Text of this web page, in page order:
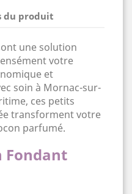
du produit
une solution
votre
et
soin à Mornac-sur-
ces petits
transforment votre
parfumé.
Fondant